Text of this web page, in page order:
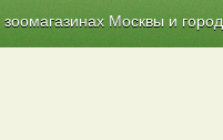
Москвы и